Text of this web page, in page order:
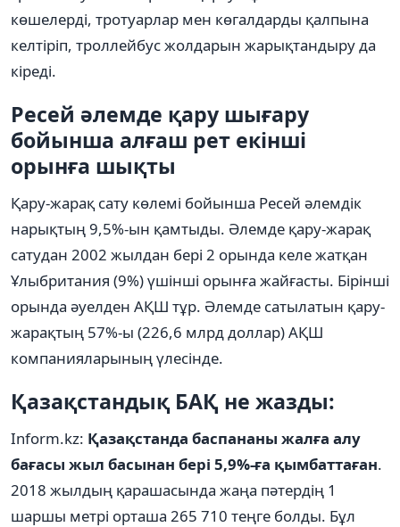
көшелерді, тротуарлар мен көгалдарды қалпына
келтіріп, троллейбус жолдарын жарықтандыру да
кіреді.
Ресей әлемде қару шығару
бойынша алғаш рет екінші
орынға шықты
Қару-жарақ сату көлемі бойынша Ресей әлемдік
нарықтың 9,5%-ын қамтыды. Әлемде қару-жарақ
сатудан 2002 жылдан бері 2 орында келе жатқан
Ұлыбритания (9%) үшінші орынға жайғасты. Бірінші
орында әуелден АҚШ тұр. Әлемде сатылатын қару-
жарақтың 57%-ы (226,6 млрд доллар) АҚШ
компанияларының үлесінде.
Қазақстандық БАҚ не жазды:
Inform.kz: Қазақстанда баспананы жалға алу
бағасы жыл басынан бері 5,9%-ға қымбаттаған.
2018 жылдың қарашасында жаңа пәтердің 1
шаршы метрі орташа 265 710 теңге болды. Бұл